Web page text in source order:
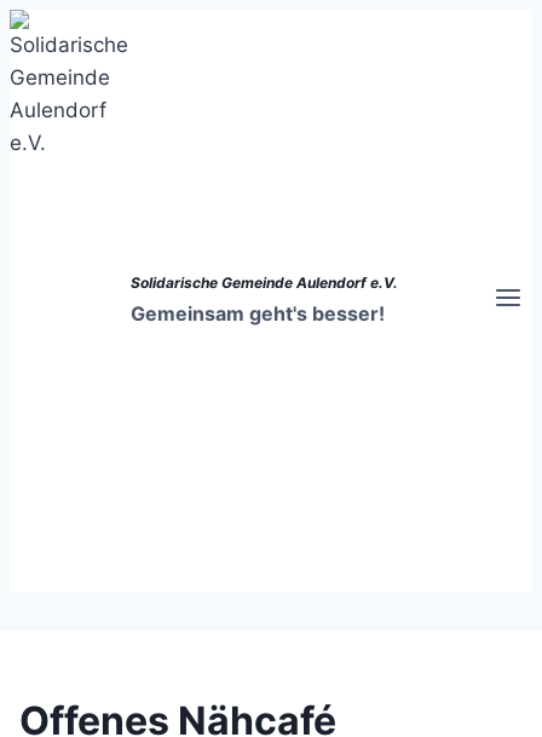
Zum
Inhalt
springen
Solidarische Gemeinde Aulendorf e.V.
Gemeinsam geht's besser!
Offenes Nähcafé